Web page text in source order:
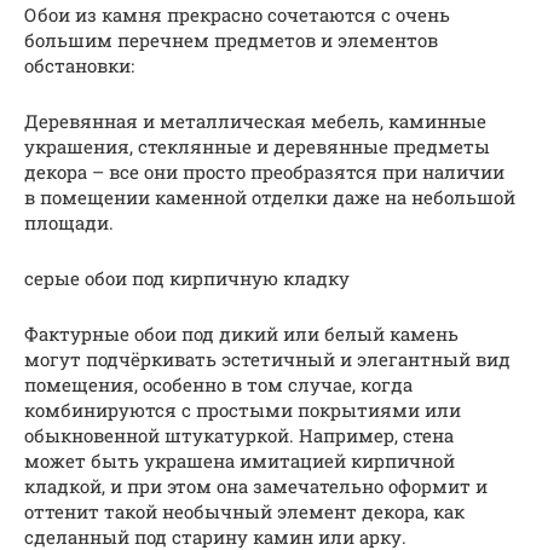
Обои из камня прекрасно сочетаются с очень
большим перечнем предметов и элементов
обстановки:
Деревянная и металлическая мебель, каминные
украшения, стеклянные и деревянные предметы
декора – все они просто преобразятся при наличии
в помещении каменной отделки даже на небольшой
площади.
серые обои под кирпичную кладку
Фактурные обои под дикий или белый камень
могут подчёркивать эстетичный и элегантный вид
помещения, особенно в том случае, когда
комбинируются с простыми покрытиями или
обыкновенной штукатуркой. Например, стена
может быть украшена имитацией кирпичной
кладкой, и при этом она замечательно оформит и
оттенит такой необычный элемент декора, как
сделанный под старину камин или арку.